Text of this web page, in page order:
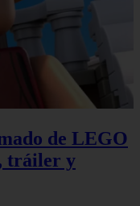
de LEGO
tráiler y